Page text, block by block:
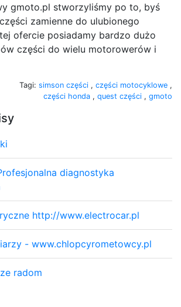
gmoto.pl stworzyliśmy po to, byś
zamienne do ulubionego
ofercie posiadamy bardzo dużo
części do wielu motorowerów i
Tagi: simson części , części motocyklowe ,
części honda , quest części , gmoto
diagnostyka
http://www.electrocar.pl
- www.chlopcyrometowcy.pl
radom